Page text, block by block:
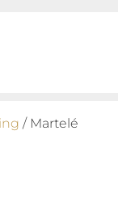
/ Martelé